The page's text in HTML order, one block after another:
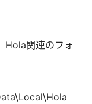
Hola関連のフォ